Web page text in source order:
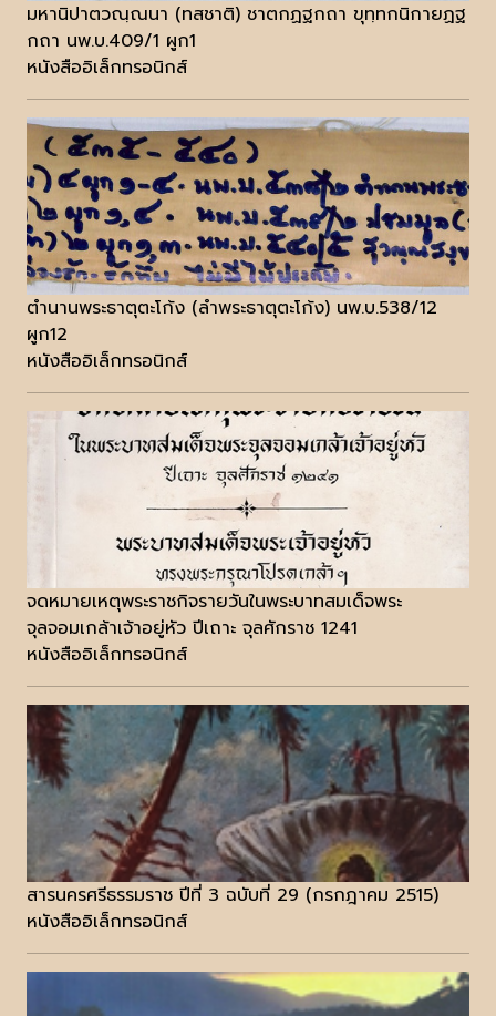
มหานิปาตวณฺณนา (ทสชาติ) ชาตกฏฐกถา ขุทฺทกนิกายฏฐ
กถา นพ.บ.409/1 ผูก1
หนังสืออิเล็กทรอนิกส์
ตำนานพระธาตุตะโก้ง (ลำพระธาตุตะโก้ง) นพ.บ.538/12
ผูก12
หนังสืออิเล็กทรอนิกส์
จดหมายเหตุพระราชกิจรายวันในพระบาทสมเด็จพระ
จุลจอมเกล้าเจ้าอยู่หัว ปีเถาะ จุลศักราช 1241
หนังสืออิเล็กทรอนิกส์
สารนครศรีธรรมราช ปีที่ 3 ฉบับที่ 29 (กรกฎาคม 2515)
หนังสืออิเล็กทรอนิกส์